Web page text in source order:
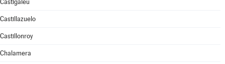
Castigaleu
Castillazuelo
Castillonroy
Chalamera